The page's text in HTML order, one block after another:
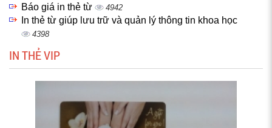
Báo giá in thẻ từ 4942
In thẻ từ giúp lưu trữ và quản lý thông tin khoa học
4398
IN THẺ VIP